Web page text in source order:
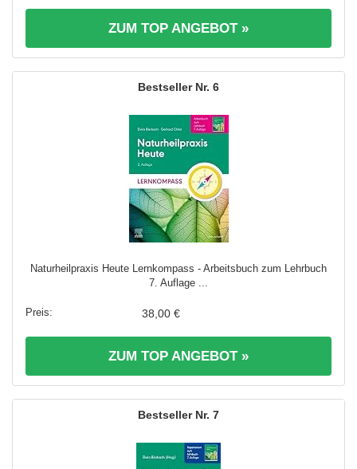
ZUM TOP ANGEBOT »
6
Naturheilpraxis Heute Lernkompass - Arbeitsbuch zum Lehrbuch
7. Auflage ...
38,00 €
ZUM TOP ANGEBOT »
7